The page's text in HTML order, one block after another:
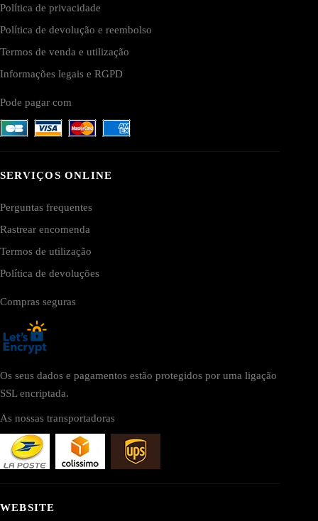
Política de privacidade
Política de devolução e reembolso
Termos de venda e utilização
Informações legais e RGPD
Pode pagar com
SERVIÇOS ONLINE
Perguntas frequentes
Rastrear encomenda
Termos de utilização
Política de devoluções
Compras seguras
Os seus dados e pagamentos estão protegidos por uma ligação
SSL encriptada.
As nossas transportadoras
WEBSITE